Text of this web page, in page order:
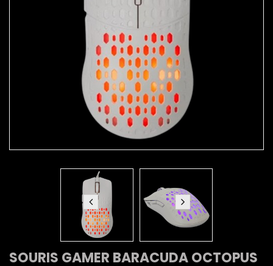
SOURIS GAMER BARACUDA OCTOPUS